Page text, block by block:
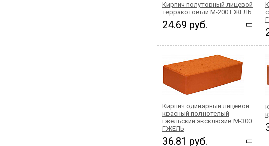
Кирпич полуторный лицевой
терракотовый М-200 ГЖЕЛЬ
24.69 руб.
Кирпич одинарный лицевой
красный полнотелый
гжельский эксклюзив М-300
ГЖЕЛЬ
36.81 руб.